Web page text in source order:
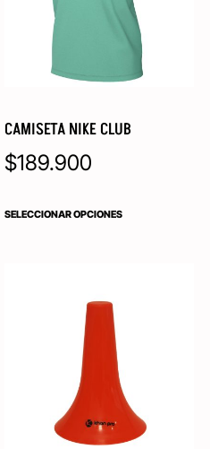
CAMISETA NIKE CLUB
$189.900
SELECCIONAR OPCIONES